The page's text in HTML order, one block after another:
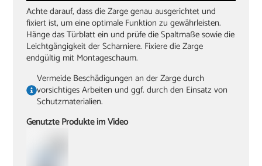
Achte darauf, dass die Zarge genau ausgerichtet und
fixiert ist, um eine optimale Funktion zu gewährleisten.
Hänge das Türblatt ein und prüfe die Spaltmaße sowie die
Leichtgängigkeit der Scharniere. Fixiere die Zarge
endgültig mit Montageschaum.
Vermeide Beschädigungen an der Zarge durch
vorsichtiges Arbeiten und ggf. durch den Einsatz von
Schutzmaterialien.
Genutzte Produkte im Video